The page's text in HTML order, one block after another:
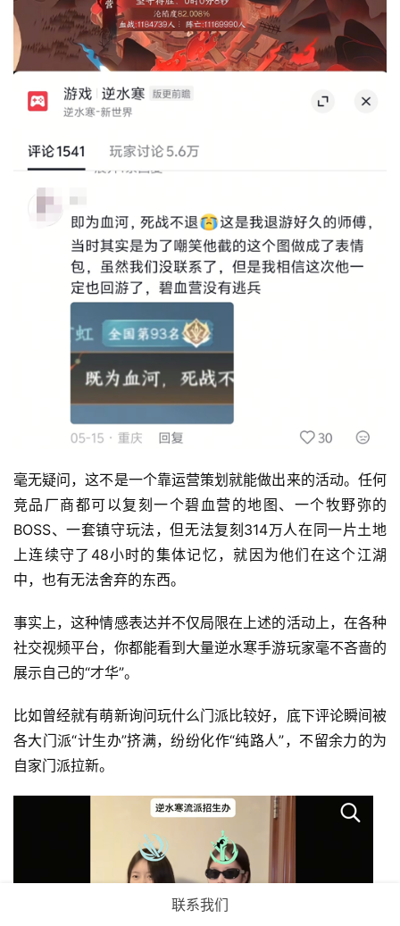
毫无疑问，这不是一个靠运营策划就能做出来的活动。任何
竞品厂商都可以复刻一个碧血营的地图、一个牧野弥的
BOSS、一套镇守玩法，但无法复刻314万人在同一片土地
上连续守了48小时的集体记忆，就因为他们在这个江湖
中，也有无法舍弃的东西。
事实上，这种情感表达并不仅局限在上述的活动上，在各种
社交视频平台，你都能看到大量逆水寒手游玩家毫不吝啬的
展示自己的“才华”。
比如曾经就有萌新询问玩什么门派比较好，底下评论瞬间被
各大门派“计生办”挤满，纷纷化作“纯路人”，不留余力的为
自家门派拉新。
联系我们